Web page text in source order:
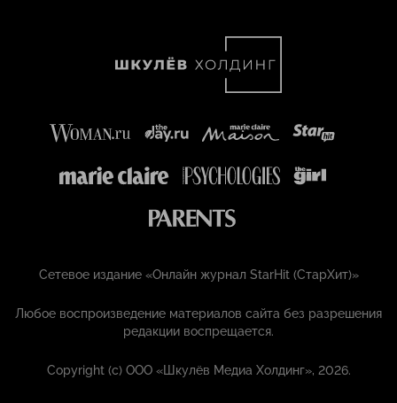
Сетевое издание «Онлайн журнал StarHit (СтарХит)»
Любое воспроизведение материалов сайта без разрешения
редакции воспрещается.
Copyright (с) ООО «Шкулёв Медиа Холдинг», 2026.